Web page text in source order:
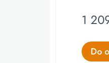
1
Do